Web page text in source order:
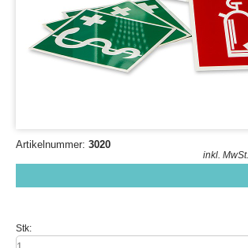
Artikelnummer: 3020
inkl. MwSt.
Stk: